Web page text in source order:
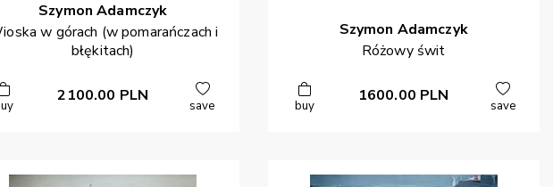
Szymon Adamczyk
w górach (w pomarańczach i
błękitach)
2100.00 PLN
save
Szymon Adamczyk
Różowy świt
buy
1600.00 PLN
save